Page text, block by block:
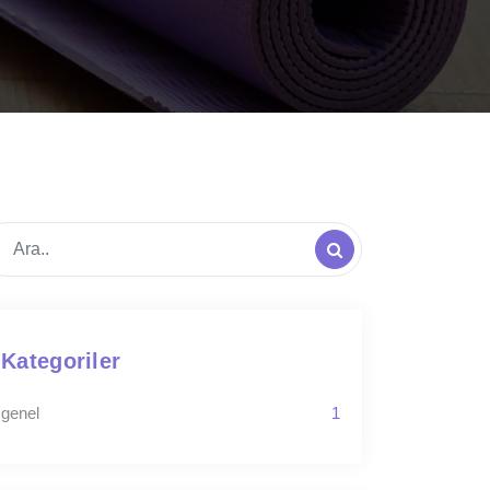
Kategoriler
genel 1